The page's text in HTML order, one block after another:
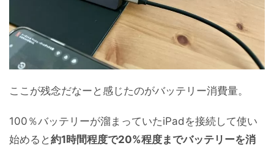
ここが残念だなーと感じたのがバッテリー消費量。
100％バッテリーが溜まっていたiPadを接続して使い
始めると約1時間程度で20%程度までバッテリーを消